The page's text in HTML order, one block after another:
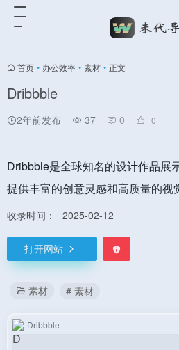
首页 • 办公效率 • 素材 • 正文
Dribbble
2年前发布 37 0 0
Dribbble是全球知名的设计作品展
提供丰富的创意灵感和高质量的视
收录时间： 2025-02-12
打开网站
素材 # 素材
Dribbble